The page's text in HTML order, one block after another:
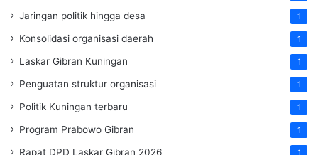
Jaringan politik hingga desa 1
Konsolidasi organisasi daerah 1
Laskar Gibran Kuningan 1
Penguatan struktur organisasi 1
Politik Kuningan terbaru 1
Program Prabowo Gibran 1
Rapat DPD Laskar Gibran 2026 1